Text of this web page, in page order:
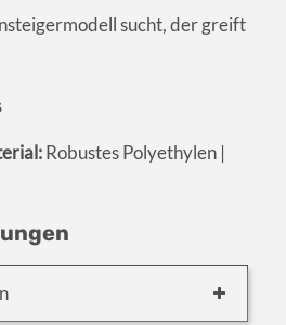
sucht, der greift
Robustes Polyethylen |